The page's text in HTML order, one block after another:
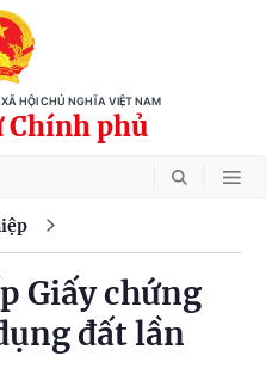
HỘI CHỦ NGHĨA VIỆT NAM
Chính phủ
Giấy chứng
đất lần